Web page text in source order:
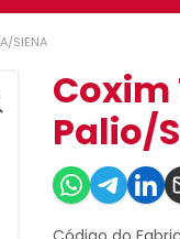
SIENA
Coxim
Palio/